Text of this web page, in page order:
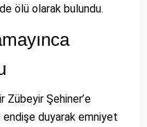
ölü olarak bulundu.
Zübeyir Şehiner’e
endişe duyarak emniyet